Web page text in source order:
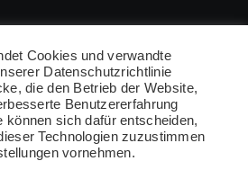
Handball • All Rights
Reserved
Cookies und verwandte
Datenschutzrichtlinie
die den Betrieb der Website,
Benutzererfahrung
können sich dafür entscheiden,
Technologien zuzustimmen
vornehmen.